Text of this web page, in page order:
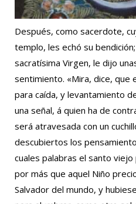
Después, como sacerdote,
templo, les echó su
sacratísima Virgen, le dijo
sentimiento. «Mira, dice, que
para caída, y levantamiento
una señal, á quien ha de
será atravesada con un
descubiertos los
cuales palabras el santo
por más que aquel Niño
Salvador del mundo, y